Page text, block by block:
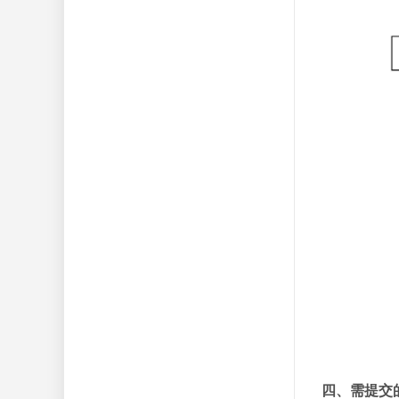
四、需提交